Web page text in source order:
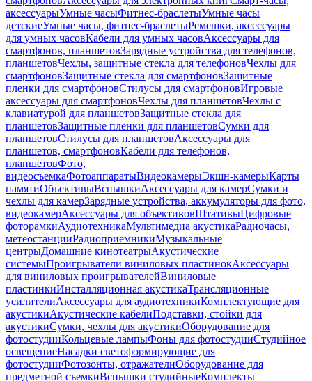
аксессуарыУмные часыФитнес-браслетыУмные часы
детскиеУмные часы, фитнес-браслетыРемешки, аксессуары
для умных часовКабели для умных часовАксессуары для
смартфонов, планшетовЗарядные устройства для телефонов,
планшетовЧехлы, защитные стекла для телефоновЧехлы для
смартфоновЗащитные стекла для смартфоновЗащитные
пленки для смартфоновСтилусы для смартфоновИгровые
аксессуары для смартфоновЧехлы для планшетовЧехлы с
клавиатурой для планшетовЗащитные стекла для
планшетовЗащитные пленки для планшетовСумки для
планшетовСтилусы для планшетовАксессуары для
планшетов, смартфоновКабели для телефонов,
планшетовФото,
видеосъемкаФотоаппаратыВидеокамерыЭкшн-камерыКарты
памятиОбъективыВспышкиАксессуары для камерСумки и
чехлы для камерЗарядные устройства, аккумуляторы для фото,
видеокамерАксессуары для объективовШтативыЦифровые
фоторамкиАудиотехникаМультимедиа акустикаРадиочасы,
метеостанцииРадиоприемникиМузыкальные
центрыДомашние кинотеатрыАкустические
системыПроигрыватели виниловых пластинокАксессуары
для виниловых проигрывателейВиниловые
пластинкиИнсталляционная акустикаТрансляционные
усилителиАксессуары для аудиотехникиКомплектующие для
акустикиАкустические кабелиПодставки, стойки для
акустикиСумки, чехлы для акустикиОборудование для
фотостудииКольцевые лампыФоны для фотостудииСтудийное
освещениеНасадки светоформирующие для
фотостудииФотозонты, отражателиОборудование для
предметной съемкиВспышки студийныеКомплекты